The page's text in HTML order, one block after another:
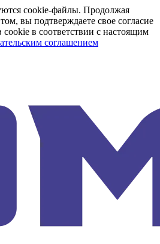
cookie-файлы. Продолжая
вы подтверждаете свое согласие
в соответствии с настоящим
соглашением